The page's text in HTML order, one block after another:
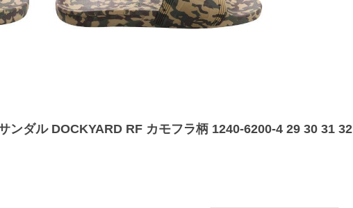
ンダル DOCKYARD RF カモフラ柄 1240-6200-4 29 30 31 32